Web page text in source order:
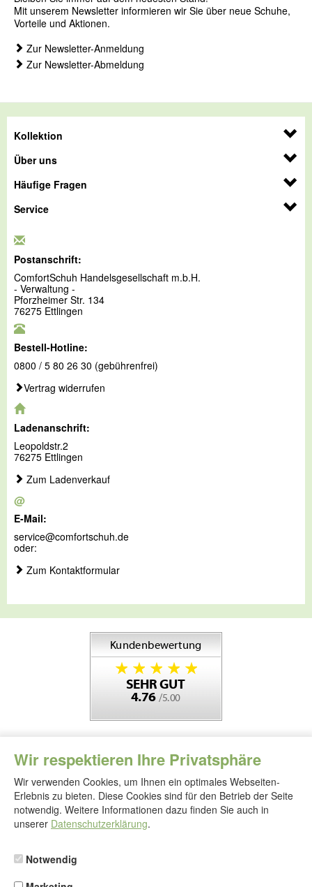
Wir respektieren Ihre Privatsphäre
Wir verwenden Cookies, um Ihnen ein optimales Webseiten-
Erlebnis zu bieten. Diese Cookies sind für den Betrieb der Seite
notwendig. Weitere Informationen dazu finden Sie auch in
unserer Datenschutzerklärung.
Notwendig
Mit unserem Newsletter informieren wir Sie über neue Schuhe,
Vorteile und Aktionen.
Zur Newsletter-Anmeldung
Zur Newsletter-Abmeldung
Kollektion
Über uns
Häufige Fragen
Service
Postanschrift:
ComfortSchuh Handelsgesellschaft m.b.H.
- Verwaltung -
Pforzheimer Str. 134
76275 Ettlingen
Bestell-Hotline:
0800 / 5 80 26 30 (gebührenfrei)
Vertrag widerrufen
Ladenanschrift:
Leopoldstr.2
76275 Ettlingen
Zum Ladenverkauf
@
E-Mail:
service@comfortschuh.de
oder:
Zum Kontaktformular
Folgen